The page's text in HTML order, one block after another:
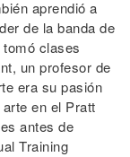
aprendió a
de la banda de
clases
un profesor de
era su pasión
en el Pratt
antes de
Training